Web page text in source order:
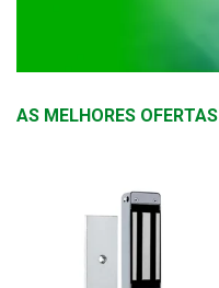
AS MELHORES OFERTAS